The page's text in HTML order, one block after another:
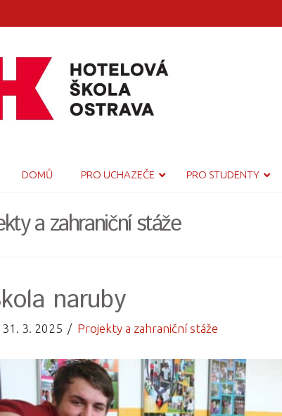
DOMŮ PRO UCHAZEČE PRO STUDENTY
a zahraniční stáže
naruby
31. 3. 2025 Projekty a zahraniční stáže